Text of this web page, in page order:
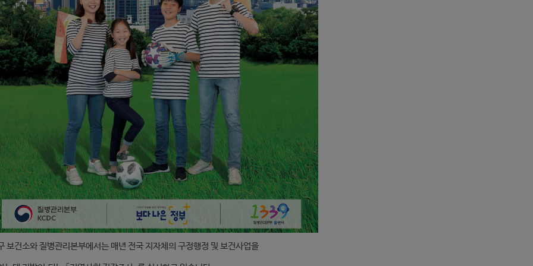
보건소와 질병관리본부에서는 매년 전국 지자체의 구정행정 및 보건사업을